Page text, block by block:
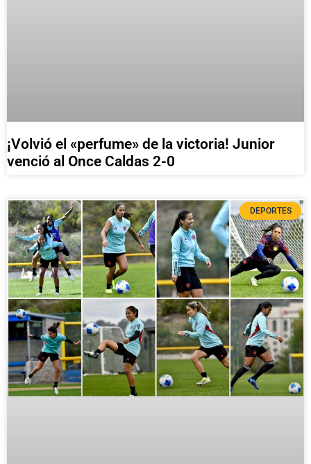
¡Volvió el «perfume» de la victoria! Junior
venció al Once Caldas 2-0
DEPORTES